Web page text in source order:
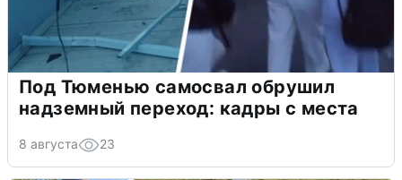
Под Тюменью самосвал обрушил
надземный переход: кадры с места
8 августа 23